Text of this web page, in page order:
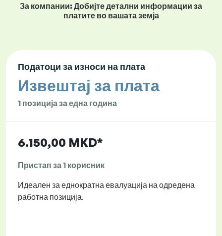
За компании: Добијте детални информации за
платите во вашата земја
Податоци за износи на плата
Извештај за плата
1 позиција за една година
6.150,00 MKD*
Пристап за 1 корисник
Идеален за еднократна евалуација на одредена
работна позиција.